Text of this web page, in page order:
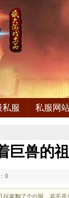
私服 私服网
巨兽的
0
玩家翻了个白眼，若不